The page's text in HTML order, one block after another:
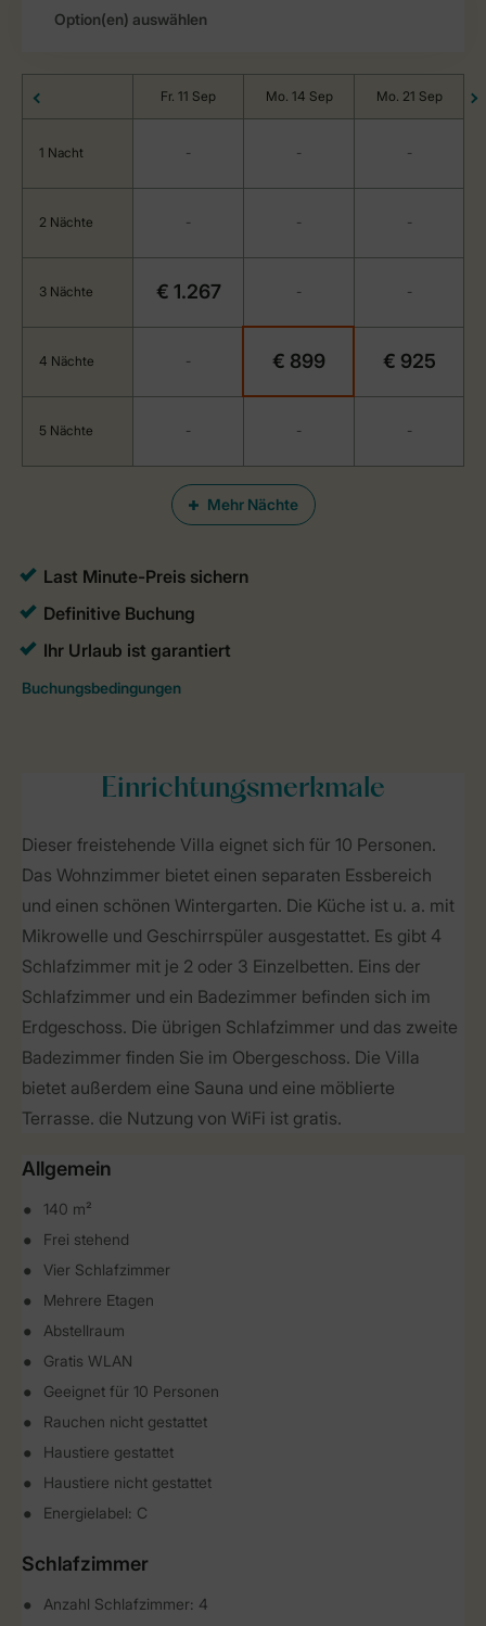
Mehr Nächte
Fr. 11 Sep Mo. 14 Sep Mo. 21 Sep
1 Nacht - - -
2 Nächte - - -
3 Nächte € 1.267 - -
4 Nächte - € 899 € 925
5 Nächte - - -
Einrichtungsmerkmale
Dieser freistehende Villa eignet sich für 10 Personen.
Das Wohnzimmer bietet einen separaten Essbereich
und einen schönen Wintergarten. Die Küche ist u. a. mit
Mikrowelle und Geschirrspüler ausgestattet. Es gibt 4
Schlafzimmer mit je 2 oder 3 Einzelbetten. Eins der
Schlafzimmer und ein Badezimmer befinden sich im
Erdgeschoss. Die übrigen Schlafzimmer und das zweite
Badezimmer finden Sie im Obergeschoss. Die Villa
bietet außerdem eine Sauna und eine möblierte
Terrasse. die Nutzung von WiFi ist gratis.
Allgemein
140 m²
Frei stehend
Vier Schlafzimmer
Mehrere Etagen
Abstellraum
Gratis WLAN
Geeignet für 10 Personen
Rauchen nicht gestattet
Haustiere gestattet
Haustiere nicht gestattet
Energielabel: C
Schlafzimmer
Anzahl Schlafzimmer: 4